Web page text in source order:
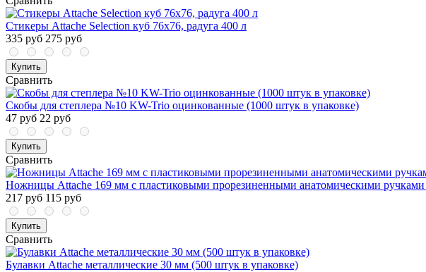
Стикеры Attache Selection куб 76х76, радуга 400 л
335 руб 275 руб
Купить
Сравнить
Скобы для степлера №10 KW-Trio оцинкованные (1000 штук в упаковке)
47 руб 22 руб
Купить
Сравнить
Ножницы Attache 169 мм с пластиковыми прорезиненными анатомическими ручками
217 руб 115 руб
Купить
Сравнить
Булавки Attache металлические 30 мм (500 штук в упаковке)